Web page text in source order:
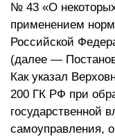
№ 43 «О
применением норм
Российской
(далее —
Как указал
200 ГК РФ при
государственной
самоуправления,